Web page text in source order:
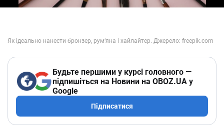
Будьте першими у курсі головного —
підпишіться на Новини на OBOZ.UA у
Google
Підписатися